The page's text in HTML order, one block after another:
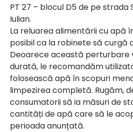
PT 27 – blocul D5 de pe strada
Iulian.
La reluarea alimentării cu apă
posibil ca la robinete să curgă
Deoarece această perturbare
durată, le recomandăm
folosească apă în scopuri
limpezirea completă. Rugăm,
consumatorii să ia măsuri de
cantități de apă care să le
perioada anunțată.